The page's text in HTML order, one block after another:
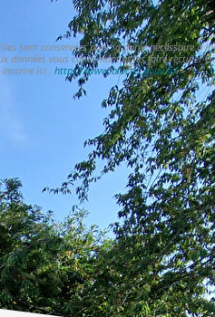
sont conservées pour la durée nécessaire à
vous concernant et les faire rectifier en
inscrire ici : https://www.bloctel.gouv.fr/»